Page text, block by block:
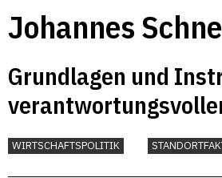
Johannes
Grundlagen und
WIRTSCHAFTSPOLITIK